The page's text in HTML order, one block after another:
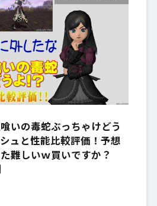
喰いの毒蛇ぶっちゃけどう
ュと性能比較評価！予想
難しいｗ買いですか？